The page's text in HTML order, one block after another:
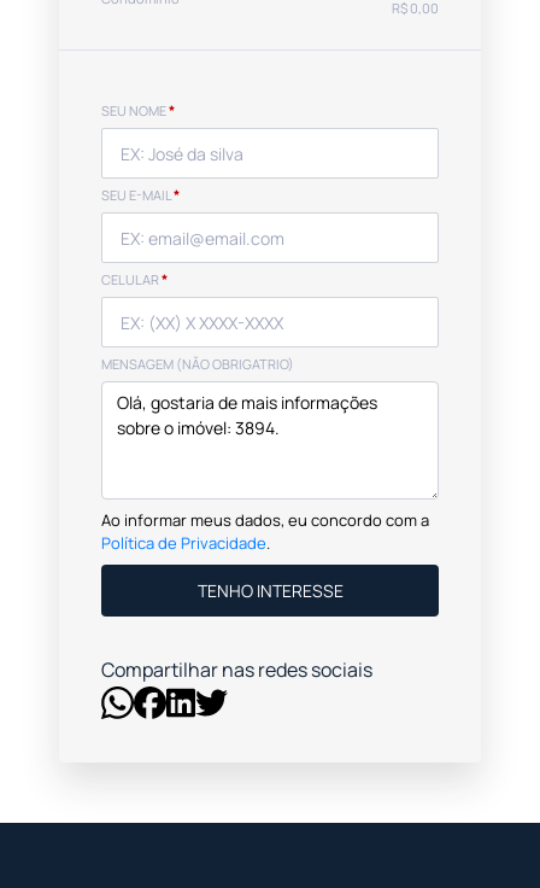
R$ 0,00
SEU NOME*
SEU E-MAIL*
CELULAR *
MENSAGEM (NÃO OBRIGATRIO)
Ao informar meus dados, eu concordo com a
Política de Privacidade.
TENHO INTERESSE
Compartilhar nas redes sociais